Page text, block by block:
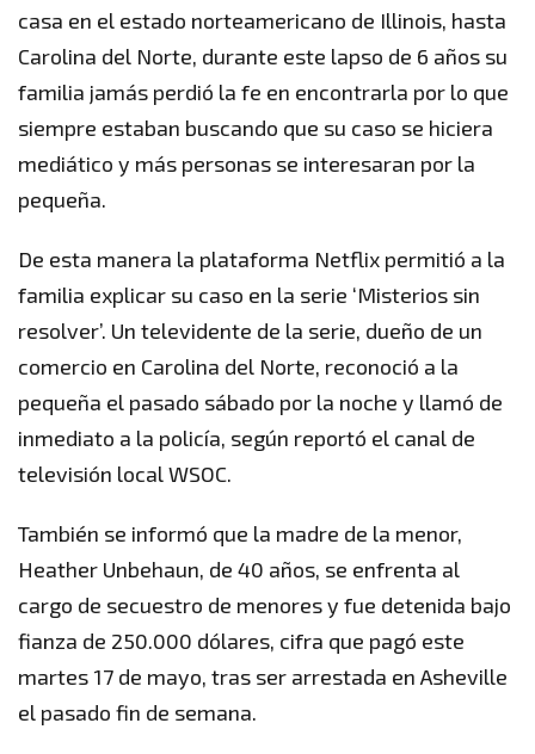
casa en el estado norteamericano de Illinois, hasta
Carolina del Norte, durante este lapso de 6 años su
familia jamás perdió la fe en encontrarla por lo que
siempre estaban buscando que su caso se hiciera
mediático y más personas se interesaran por la
pequeña.
De esta manera la plataforma Netflix permitió a la
familia explicar su caso en la serie ‘Misterios sin
resolver’. Un televidente de la serie, dueño de un
comercio en Carolina del Norte, reconoció a la
pequeña el pasado sábado por la noche y llamó de
inmediato a la policía, según reportó el canal de
televisión local WSOC.
También se informó que la madre de la menor,
Heather Unbehaun, de 40 años, se enfrenta al
cargo de secuestro de menores y fue detenida bajo
fianza de 250.000 dólares, cifra que pagó este
martes 17 de mayo, tras ser arrestada en Asheville
el pasado fin de semana.